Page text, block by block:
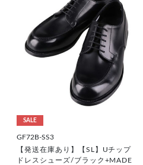
SALE
GF72B-SS3
【発送在庫あり】【SL】Uチップ
ドレスシューズ/ブラック+MADE